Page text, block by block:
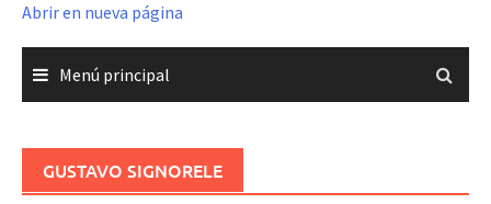
Abrir en nueva página
Menú principal
GUSTAVO SIGNORELE